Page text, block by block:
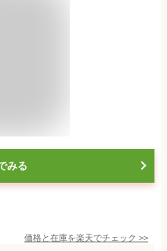
みる
価格と在庫を楽天でチェック >>